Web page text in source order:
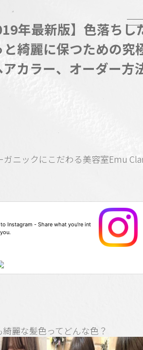
年最新版】色落ちし
綺麗に保つための究
カラー、オーダー方
ニックにこだわる美容室Emu
麗な髪色ってどんな色？